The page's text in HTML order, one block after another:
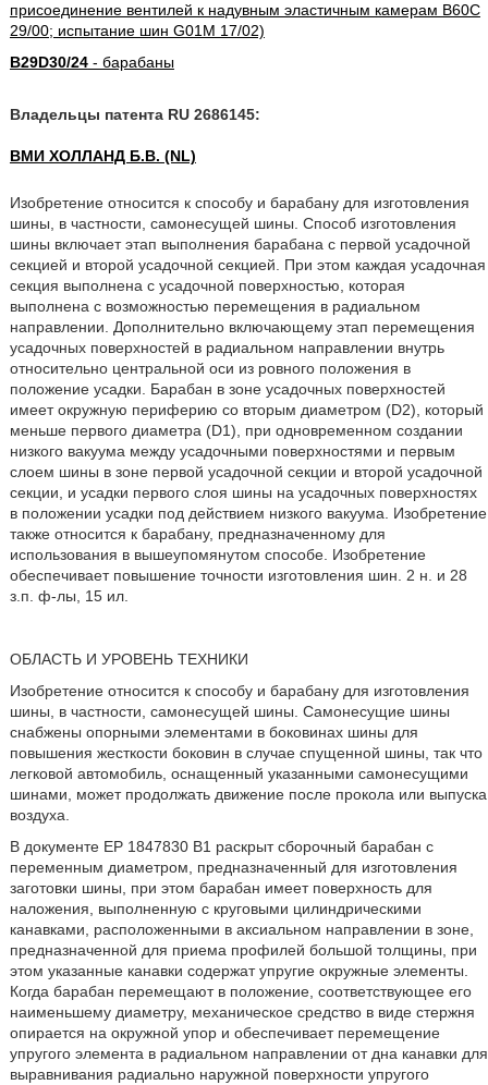
присоединение вентилей к надувным эластичным камерам B60C
29/00; испытание шин G01M 17/02)
B29D30/24- барабаны
Владельцы патента RU 2686145:
ВМИ ХОЛЛАНД Б.В. (NL)
Изобретение относится к способу и барабану для изготовления
шины, в частности, самонесущей шины. Способ изготовления
шины включает этап выполнения барабана с первой усадочной
секцией и второй усадочной секцией. При этом каждая усадочная
секция выполнена с усадочной поверхностью, которая
выполнена с возможностью перемещения в радиальном
направлении. Дополнительно включающему этап перемещения
усадочных поверхностей в радиальном направлении внутрь
относительно центральной оси из ровного положения в
положение усадки. Барабан в зоне усадочных поверхностей
имеет окружную периферию со вторым диаметром (D2), который
меньше первого диаметра (D1), при одновременном создании
низкого вакуума между усадочными поверхностями и первым
слоем шины в зоне первой усадочной секции и второй усадочной
секции, и усадки первого слоя шины на усадочных поверхностях
в положении усадки под действием низкого вакуума. Изобретение
также относится к барабану, предназначенному для
использования в вышеупомянутом способе. Изобретение
обеспечивает повышение точности изготовления шин. 2 н. и 28
з.п. ф-лы, 15 ил.
ОБЛАСТЬ И УРОВЕНЬ ТЕХНИКИ
Изобретение относится к способу и барабану для изготовления
шины, в частности, самонесущей шины. Самонесущие шины
снабжены опорными элементами в боковинах шины для
повышения жесткости боковин в случае спущенной шины, так что
легковой автомобиль, оснащенный указанными самонесущими
шинами, может продолжать движение после прокола или выпуска
воздуха.
В документе ЕР 1847830 В1 раскрыт сборочный барабан с
переменным диаметром, предназначенный для изготовления
заготовки шины, при этом барабан имеет поверхность для
наложения, выполненную с круговыми цилиндрическими
канавками, расположенными в аксиальном направлении в зоне,
предназначенной для приема профилей большой толщины, при
этом указанные канавки содержат упругие окружные элементы.
Когда барабан перемещают в положение, соответствующее его
наименьшему диаметру, механическое средство в виде стержня
опирается на окружной упор и обеспечивает перемещение
упругого элемента в радиальном направлении от дна канавки для
выравнивания радиально наружной поверхности упругого